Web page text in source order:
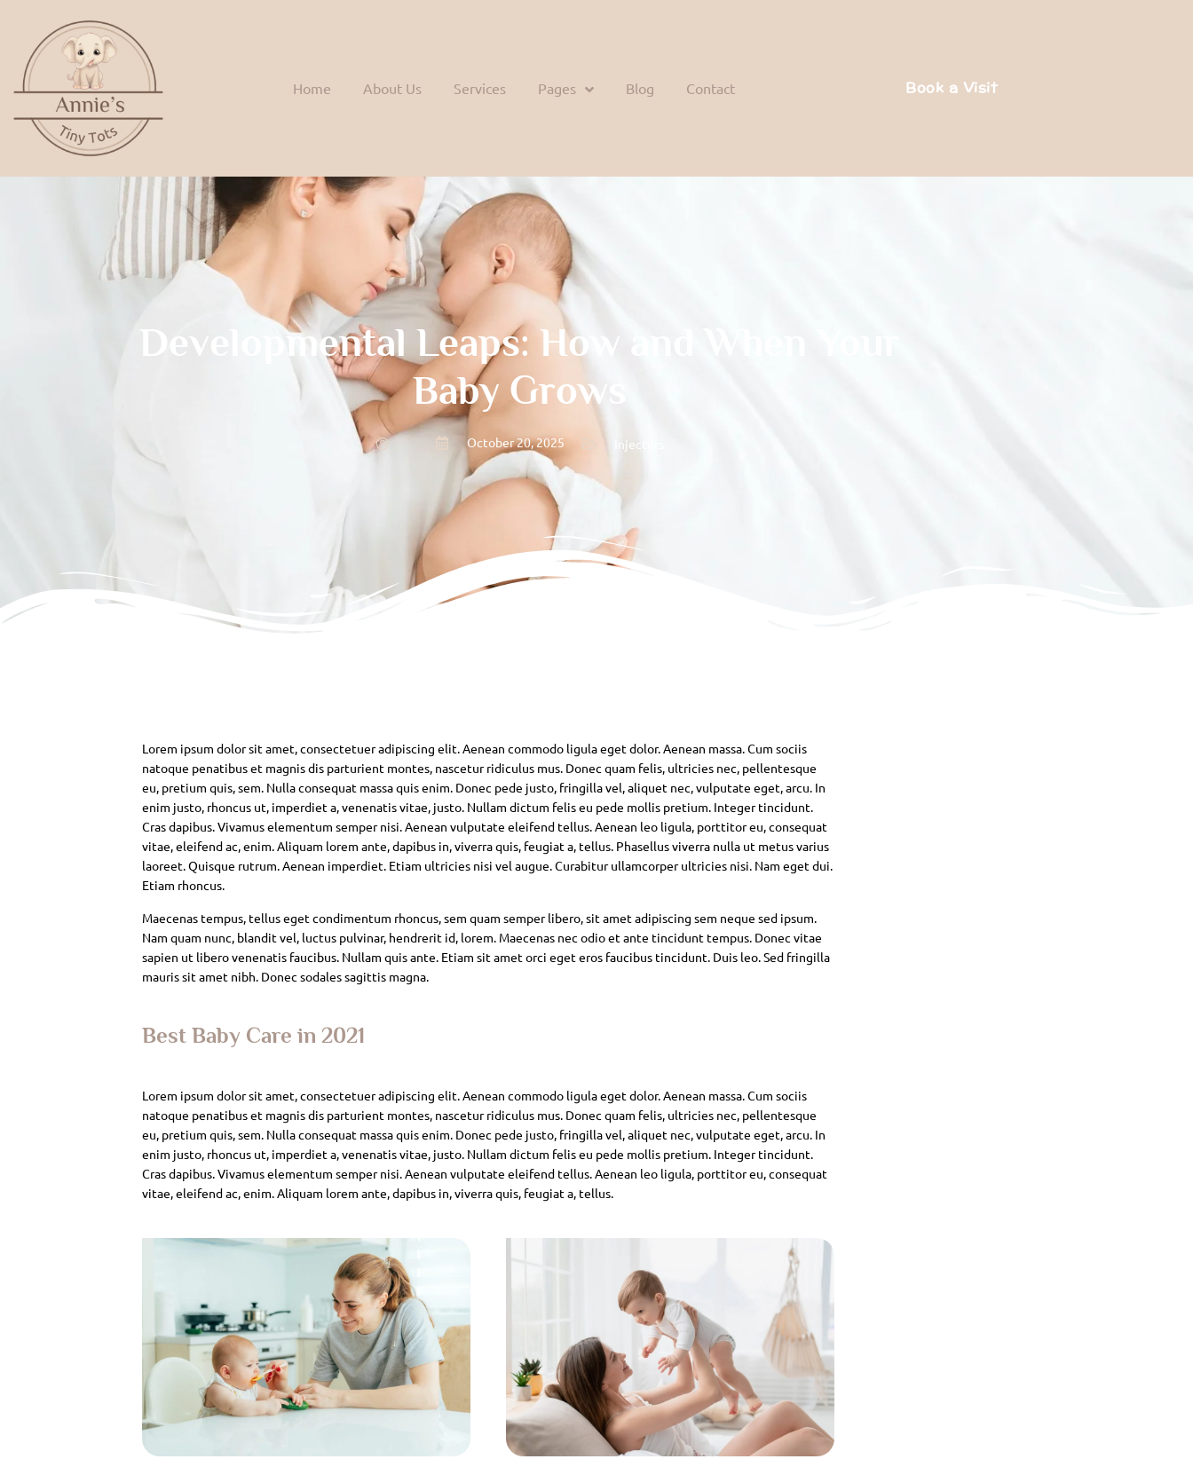
Home About Us Services Pages Blog Contact Book a Visit
Developmental Leaps: How and When Your
Baby Grows
October 20, 2025 Injectors
Lorem ipsum dolor sit amet, consectetuer adipiscing elit. Aenean commodo ligula eget dolor. Aenean massa. Cum sociis
natoque penatibus et magnis dis parturient montes, nascetur ridiculus mus. Donec quam felis, ultricies nec, pellentesque
eu, pretium quis, sem. Nulla consequat massa quis enim. Donec pede justo, fringilla vel, aliquet nec, vulputate eget, arcu. In
enim justo, rhoncus ut, imperdiet a, venenatis vitae, justo. Nullam dictum felis eu pede mollis pretium. Integer tincidunt.
Cras dapibus. Vivamus elementum semper nisi. Aenean vulputate eleifend tellus. Aenean leo ligula, porttitor eu, consequat
vitae, eleifend ac, enim. Aliquam lorem ante, dapibus in, viverra quis, feugiat a, tellus. Phasellus viverra nulla ut metus varius
laoreet. Quisque rutrum. Aenean imperdiet. Etiam ultricies nisi vel augue. Curabitur ullamcorper ultricies nisi. Nam eget dui.
Etiam rhoncus.
Maecenas tempus, tellus eget condimentum rhoncus, sem quam semper libero, sit amet adipiscing sem neque sed ipsum.
Nam quam nunc, blandit vel, luctus pulvinar, hendrerit id, lorem. Maecenas nec odio et ante tincidunt tempus. Donec vitae
sapien ut libero venenatis faucibus. Nullam quis ante. Etiam sit amet orci eget eros faucibus tincidunt. Duis leo. Sed fringilla
mauris sit amet nibh. Donec sodales sagittis magna.
Best Baby Care in 2021
Lorem ipsum dolor sit amet, consectetuer adipiscing elit. Aenean commodo ligula eget dolor. Aenean massa. Cum sociis
natoque penatibus et magnis dis parturient montes, nascetur ridiculus mus. Donec quam felis, ultricies nec, pellentesque
eu, pretium quis, sem. Nulla consequat massa quis enim. Donec pede justo, fringilla vel, aliquet nec, vulputate eget, arcu. In
enim justo, rhoncus ut, imperdiet a, venenatis vitae, justo. Nullam dictum felis eu pede mollis pretium. Integer tincidunt.
Cras dapibus. Vivamus elementum semper nisi. Aenean vulputate eleifend tellus. Aenean leo ligula, porttitor eu, consequat
vitae, eleifend ac, enim. Aliquam lorem ante, dapibus in, viverra quis, feugiat a, tellus.